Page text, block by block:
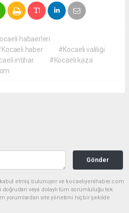
habaerleri
haber
#Kocaeli valiliği
intihar
#Kocaeli kaza
Gönder
kabul etmiş bulunuyor ve kocaeliyenihaber.com
doğrudan veya dolaylı tüm sorumluluğu tek
yorumlardan site yönetimi hiçbir şekilde